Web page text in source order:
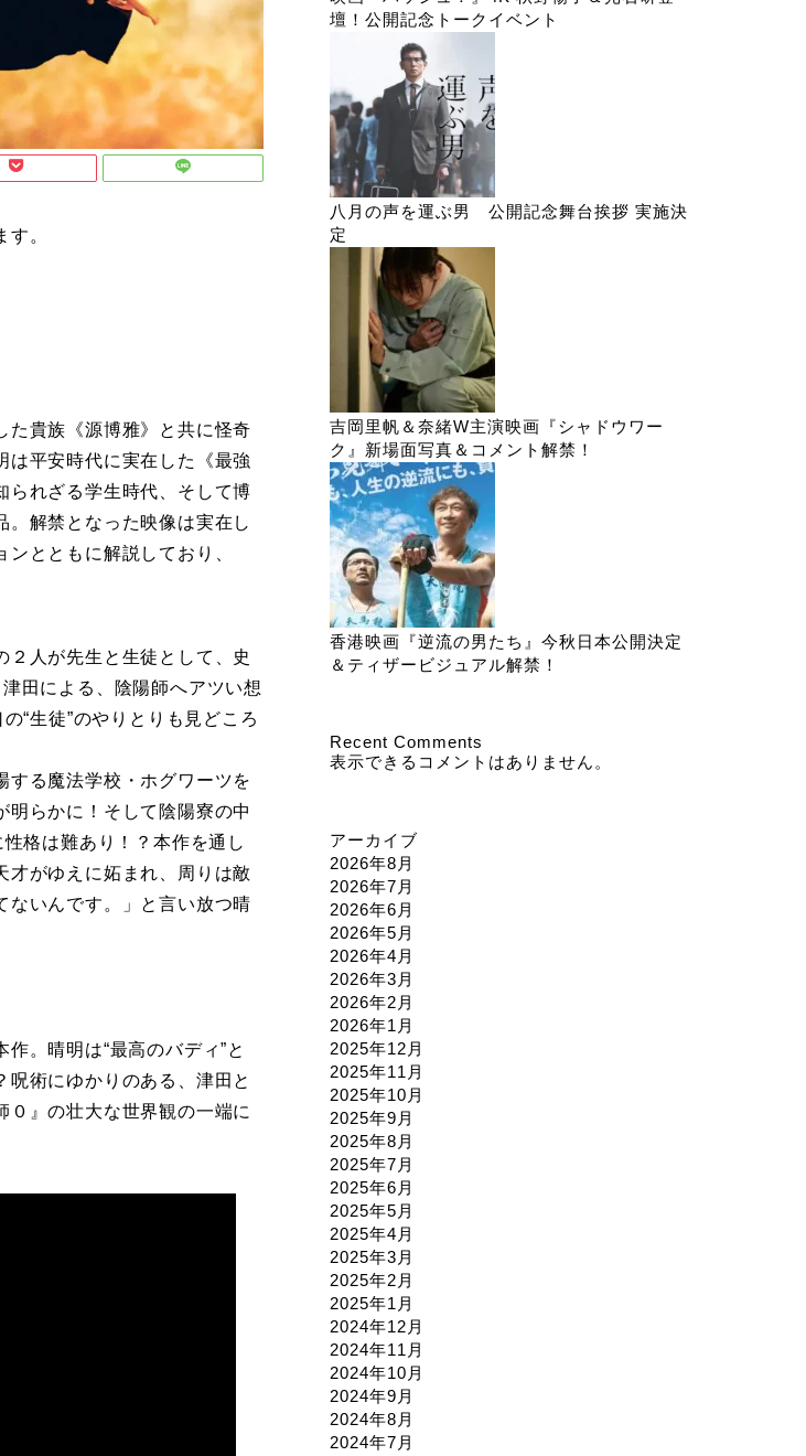
。
た貴族《源博雅》と共に怪奇
は平安時代に実在した《最強
られざる学生時代、そして博
。解禁となった映像は実在し
とともに解説しており、
人が先生と生徒として、史
田による、陰陽師へアツい想
“生徒”のやりとりも見どころ
する魔法学校・ホグワーツを
明らかに！そして陰陽寮の中
格は難あり！？本作を通し
才がゆえに妬まれ、周りは敵
ないんです。」と言い放つ晴
。晴明は“最高のバディ”と
術にゆかりのある、津田と
』の壮大な世界観の一端に
壇！公開記念トークイベント
八月の声を運ぶ男 公開記念舞台挨拶 実施決
定
吉岡里帆＆奈緒W主演映画『シャドウワー
ク』新場面写真＆コメント解禁！
香港映画『逆流の男たち』今秋日本公開決定
＆ティザービジュアル解禁！
Recent Comments
表示できるコメントはありません。
アーカイブ
2026年8月
2026年7月
2026年6月
2026年5月
2026年4月
2026年3月
2026年2月
2026年1月
2025年12月
2025年11月
2025年10月
2025年9月
2025年8月
2025年7月
2025年6月
2025年5月
2025年4月
2025年3月
2025年2月
2025年1月
2024年12月
2024年11月
2024年10月
2024年9月
2024年8月
2024年7月